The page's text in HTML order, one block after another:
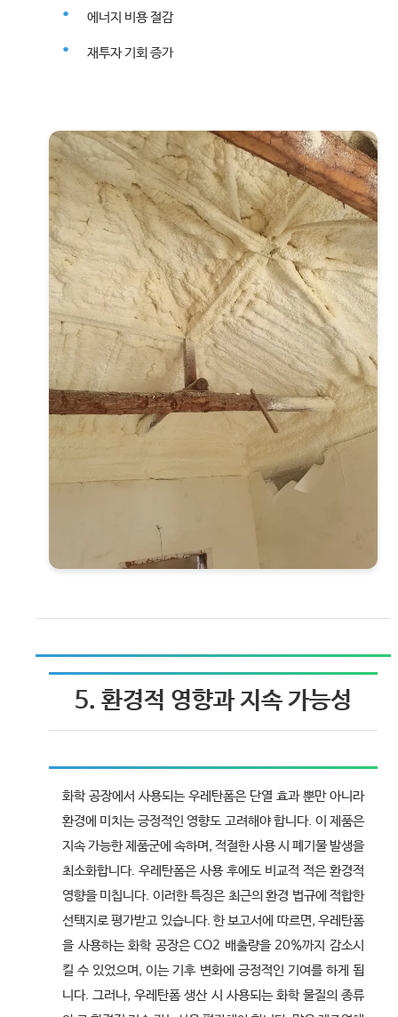
에너지 비용 절감
재투자 기회 증가
5. 환경적 영향과 지속 가능성
화학 공장에서 사용되는 우레탄폼은 단열 효과 뿐만 아니라
환경에 미치는 긍정적인 영향도 고려해야 합니다. 이 제품은
지속 가능한 제품군에 속하며, 적절한 사용 시 폐기물 발생을
최소화합니다. 우레탄폼은 사용 후에도 비교적 적은 환경적
영향을 미칩니다. 이러한 특징은 최근의 환경 법규에 적합한
선택지로 평가받고 있습니다. 한 보고서에 따르면, 우레탄폼
을 사용하는 화학 공장은 CO2 배출량을 20%까지 감소시
킬 수 있었으며, 이는 기후 변화에 긍정적인 기여를 하게 됩
니다. 그러나, 우레탄폼 생산 시 사용되는 화학 물질의 종류